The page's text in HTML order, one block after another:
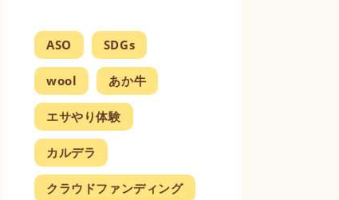
ASO SDGs
wool あか牛
エサやり体験
カルデラ
クラウドファンディング